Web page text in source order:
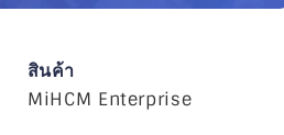
สินค้า
MiHCM Enterprise